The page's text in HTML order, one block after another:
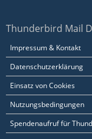
Thunderbird Mail
Impressum & Kontakt
Datenschutzerklärung
Einsatz von Cookies
Nutzungsbedingungen
Spendenaufruf für